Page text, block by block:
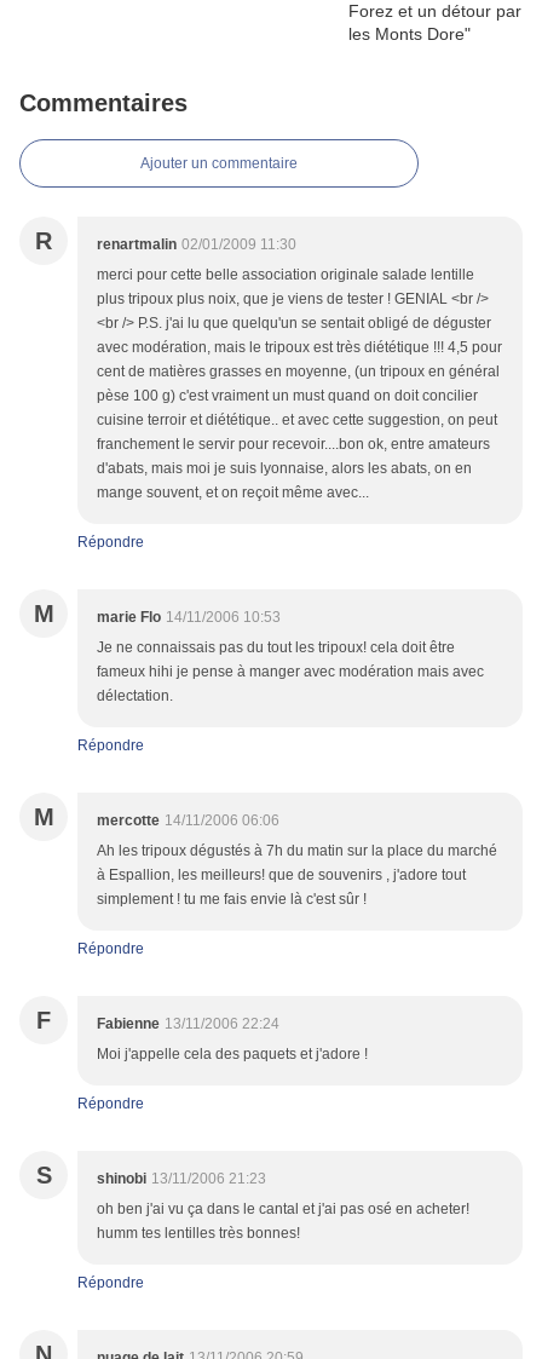
Commentaires
Ajouter un commentaire
R renartmalin 02/01/2009 11:30
merci pour cette belle association originale salade lentille
plus tripoux plus noix, que je viens de tester ! GENIAL <br />
<br /> P.S. j'ai lu que quelqu'un se sentait obligé de déguster
avec modération, mais le tripoux est très diététique !!! 4,5 pour
cent de matières grasses en moyenne, (un tripoux en général
pèse 100 g) c'est vraiment un must quand on doit concilier
cuisine terroir et diététique.. et avec cette suggestion, on peut
franchement le servir pour recevoir....bon ok, entre amateurs
d'abats, mais moi je suis lyonnaise, alors les abats, on en
mange souvent, et on reçoit même avec...
Répondre
M marie Flo 14/11/2006 10:53
Je ne connaissais pas du tout les tripoux! cela doit être
fameux hihi je pense à manger avec modération mais avec
délectation.
Répondre
M mercotte 14/11/2006 06:06
Ah les tripoux dégustés à 7h du matin sur la place du marché
à Espallion, les meilleurs! que de souvenirs , j'adore tout
simplement ! tu me fais envie là c'est sûr !
Répondre
F Fabienne 13/11/2006 22:24
Moi j'appelle cela des paquets et j'adore !
Répondre
S shinobi 13/11/2006 21:23
oh ben j'ai vu ça dans le cantal et j'ai pas osé en acheter!
humm tes lentilles très bonnes!
Répondre